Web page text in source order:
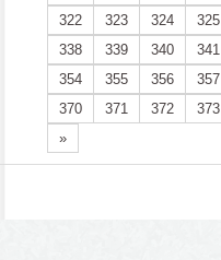
322
323 324
325
338
339 340
341
354
355 356
357
370
371 372
373
»